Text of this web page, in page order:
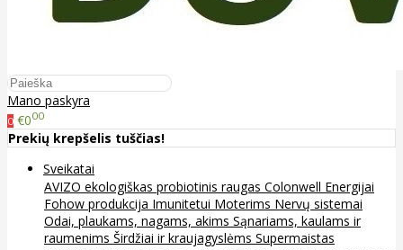
Mano paskyra
0 €000
Prekių krepšelis tuščias!
Sveikatai
AVIZO ekologiškas probiotinis raugas Colonwell Energijai
Fohow produkcija Imunitetui Moterims Nervų sistemai
Odai, plaukams, nagams, akims Sąnariams, kaulams ir
raumenims Širdžiai ir kraujagyslėms Supermaistas